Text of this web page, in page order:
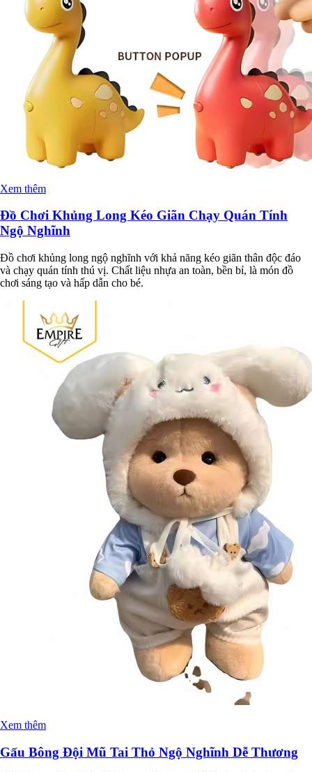
Xem thêm
Đồ Chơi Khủng Long Kéo Giãn Chạy Quán Tính
Ngộ Nghĩnh
Đồ chơi khủng long ngộ nghĩnh với khả năng kéo giãn thân độc đáo
và chạy quán tính thú vị. Chất liệu nhựa an toàn, bền bỉ, là món đồ
chơi sáng tạo và hấp dẫn cho bé.
Xem thêm
Gấu Bông Đội Mũ Tai Thỏ Ngộ Nghĩnh Dễ Thương